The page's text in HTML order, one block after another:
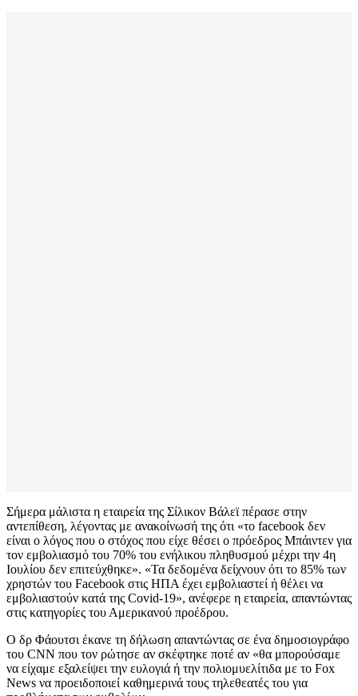
Σήμερα μάλιστα η εταιρεία της Σίλικον Βάλεϊ πέρασε στην
αντεπίθεση, λέγοντας με ανακοίνωσή της ότι «το facebook δεν
είναι ο λόγος που ο στόχος που είχε θέσει ο πρόεδρος Μπάιντεν για
τον εμβολιασμό του 70% του ενήλικου πληθυσμού μέχρι την 4η
Ιουλίου δεν επιτεύχθηκε». «Τα δεδομένα δείχνουν ότι το 85% των
χρηστών του Facebook στις ΗΠΑ έχει εμβολιαστεί ή θέλει να
εμβολιαστούν κατά της Covid-19», ανέφερε η εταιρεία, απαντώντας
στις κατηγορίες του Αμερικανού προέδρου.
Ο δρ Φάουτσι έκανε τη δήλωση απαντώντας σε ένα δημοσιογράφο
του CNN που τον ρώτησε αν σκέφτηκε ποτέ αν «θα μπορούσαμε
να είχαμε εξαλείψει την ευλογιά ή την πολιομυελίτιδα με το Fox
News να προειδοποιεί καθημερινά τους τηλεθεατές του για